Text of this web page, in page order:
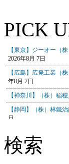
PICK
検索